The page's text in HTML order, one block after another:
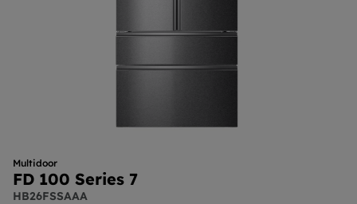
Multidoor
FD 100 Series 7
HB26FSSAAA